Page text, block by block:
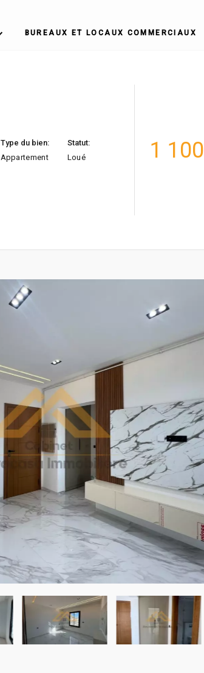
BUREAUX ET LOCAUX COMMERCIAUX
Type du bien:
Appartement
Statut:
Loué
1 100